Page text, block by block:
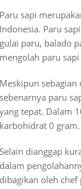
Paru sapi
Indonesia. Paru
gulai paru, balado
mengolah paru
Meskipun
sebenarnya paru
yang tepat. Dalam
karbohidrat 0 gram.
Selain dianggap
dalam
dibagikan oleh